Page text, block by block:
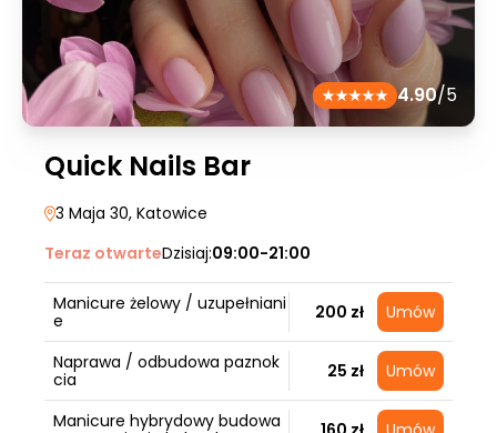
4.90/5
Quick Nails Bar
3 Maja 30, Katowice
Teraz otwarteDzisiaj:09:00-21:00
Manicure żelowy / uzupełniani
e
200 zł Umów
Naprawa / odbudowa paznok
cia
25 zł Umów
Manicure hybrydowy budowa